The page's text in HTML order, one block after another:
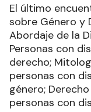
El último
sobre Género y
Abordaje de la
Personas con
derecho;
personas con
género;
personas con